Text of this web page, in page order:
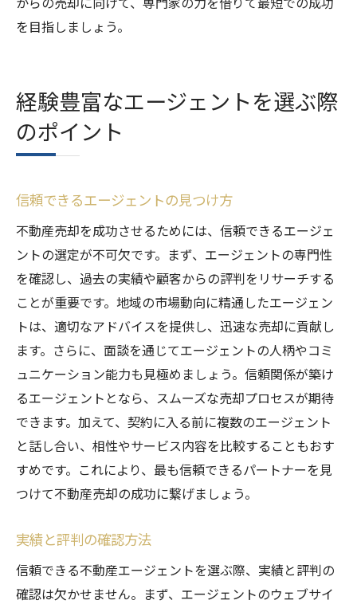
を目指しましょう。
経験豊富なエージェントを選ぶ際
のポイント
信頼できるエージェントの見つけ方
不動産売却を成功させるためには、信頼できるエージェ
ントの選定が不可欠です。まず、エージェントの専門性
を確認し、過去の実績や顧客からの評判をリサーチする
ことが重要です。地域の市場動向に精通したエージェン
トは、適切なアドバイスを提供し、迅速な売却に貢献し
ます。さらに、面談を通じてエージェントの人柄やコミ
ュニケーション能力も見極めましょう。信頼関係が築け
るエージェントとなら、スムーズな売却プロセスが期待
できます。加えて、契約に入る前に複数のエージェント
と話し合い、相性やサービス内容を比較することもおす
すめです。これにより、最も信頼できるパートナーを見
つけて不動産売却の成功に繋げましょう。
実績と評判の確認方法
信頼できる不動産エージェントを選ぶ際、実績と評判の
確認は欠かせません。まず、エージェントのウェブサイ